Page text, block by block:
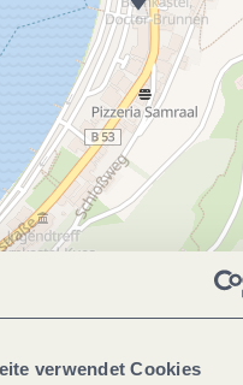
verwendet Cookies